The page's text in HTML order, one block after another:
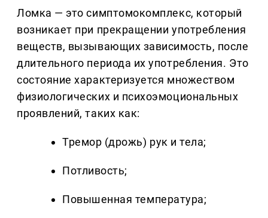
Ломка — это симптомокомплекс, который
возникает при прекращении употребления
веществ, вызывающих зависимость, после
длительного периода их употребления. Это
состояние характеризуется множеством
физиологических и психоэмоциональных
проявлений, таких как:
Тремор (дрожь) рук и тела;
Потливость;
Повышенная температура;